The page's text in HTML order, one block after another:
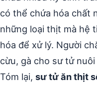
có thể chứa hóa chất
những loại thịt mà hệ
hóa để xử lý. Người
cừu, gà cho sư tử
Tóm lại, sư tử ăn thịt